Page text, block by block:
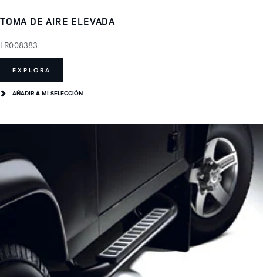
TOMA DE AIRE ELEVADA
LR008383
EXPLORA
AÑADIR A MI SELECCIÓN